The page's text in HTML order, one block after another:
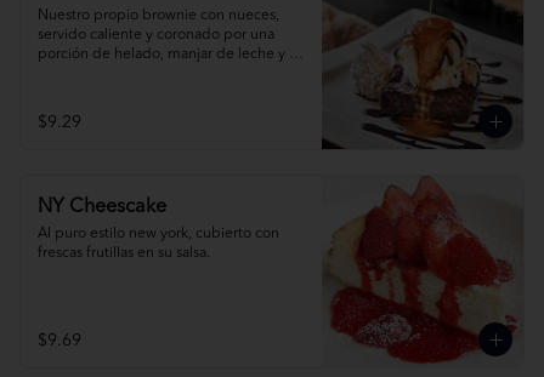
Nuestro propio brownie con nueces,
servido caliente y coronado por una
porción de helado, manjar de leche y
$9.29
NY Cheescake
Al puro estilo new york, cubierto con
frescas frutillas en su salsa.
$9.69